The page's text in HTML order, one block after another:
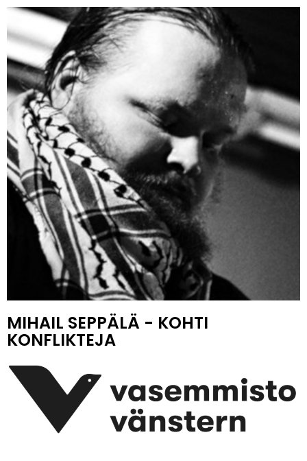
MIHAIL SEPPÄLÄ - KOHTI
KONFLIKTEJA